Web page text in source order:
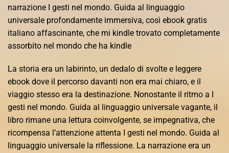
narrazione I gesti nel mondo. Guida al linguaggio
universale profondamente immersiva, così ebook gratis
italiano affascinante, che mi kindle trovato completamente
assorbito nel mondo che ha kindle
La storia era un labirinto, un dedalo di svolte e leggere
ebook dove il percorso davanti non era mai chiaro, e il
viaggio stesso era la destinazione. Nonostante il ritmo a I
gesti nel mondo. Guida al linguaggio universale vagante, il
libro rimane una lettura coinvolgente, se impegnativa, che
ricompensa l’attenzione attenta I gesti nel mondo. Guida al
linguaggio universale la riflessione. La narrazione era un